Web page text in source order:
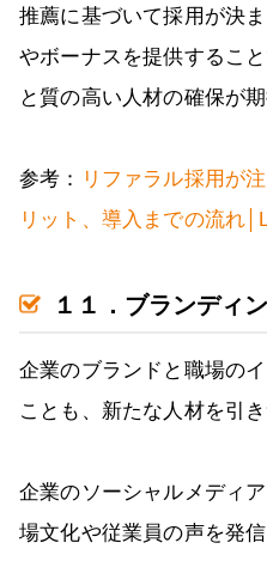
推薦に基づいて採用が決
やボーナスを提供するこ
と質の高い人材の確保が期
参考：
リファラル採用が
リット、導入までの流れ
１１．ブランディ
企業のブランドと職場の
ことも、新たな人材を引
企業のソーシャルメディ
場文化や従業員の声を発